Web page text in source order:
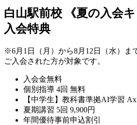
白山駅前校
《夏の入会
入会特典
※6月1日（月）から8月12日（水）ま
ご入会された方が対象です。
入会金無料
個別指導 4回 無料
【中学生】教科書準拠AI学習
夏期講習 5回 9,900円
年間優待事前申込割引